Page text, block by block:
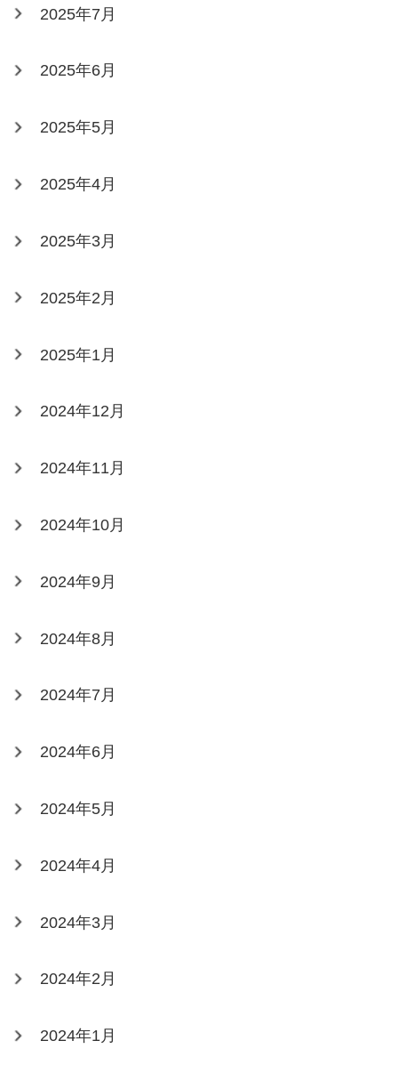
2025年7月
2025年6月
2025年5月
2025年4月
2025年3月
2025年2月
2025年1月
2024年12月
2024年11月
2024年10月
2024年9月
2024年8月
2024年7月
2024年6月
2024年5月
2024年4月
2024年3月
2024年2月
2024年1月